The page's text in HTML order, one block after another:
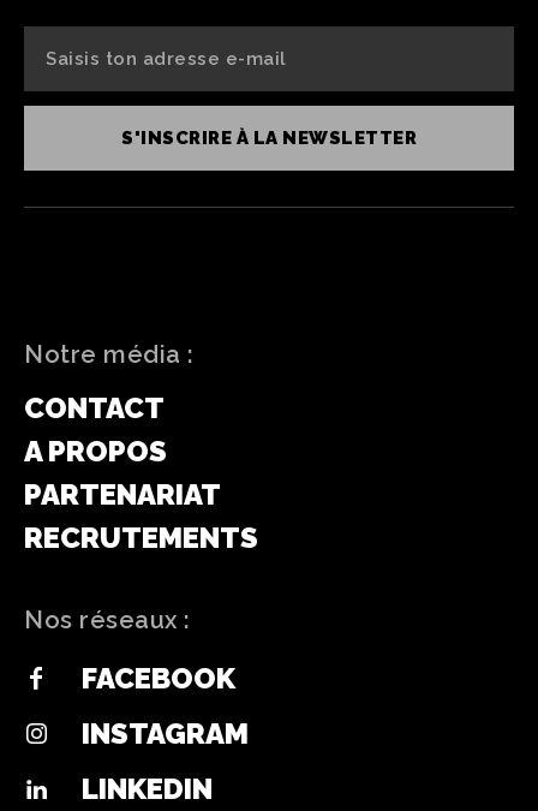
S'INSCRIRE À LA NEWSLETTER
Notre média :
CONTACT
A PROPOS
PARTENARIAT
RECRUTEMENTS
Nos réseaux :
FACEBOOK
INSTAGRAM
LINKEDIN